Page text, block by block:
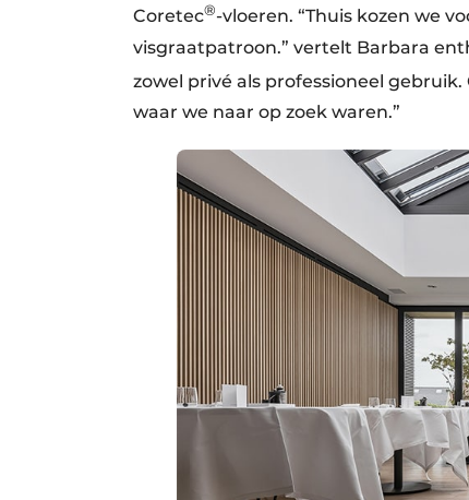
Coretec®-vloeren. “Thuis kozen we
visgraatpatroon.” vertelt Barbara
zowel privé als professioneel gebruik.
waar we naar op zoek waren.”